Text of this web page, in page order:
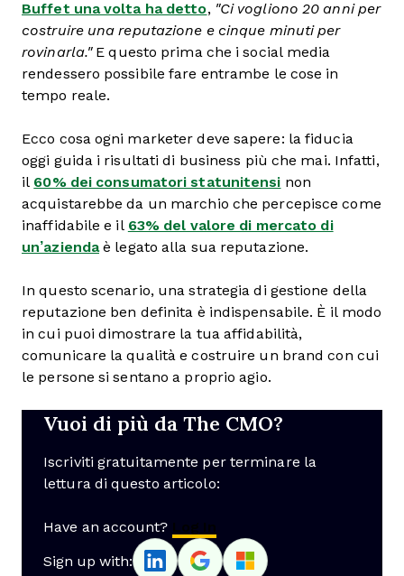
Buffet una volta ha detto, "Ci vogliono 20 anni per
costruire una reputazione e cinque minuti per
rovinarla."E questo prima che i social media
rendessero possibile fare entrambe le cose in
tempo reale.
Ecco cosa ogni marketer deve sapere: la fiducia
oggi guida i risultati di business più che mai. Infatti,
il 60% dei consumatori statunitensi non
acquistarebbe da un marchio che percepisce come
inaffidabile e il 63% del valore di mercato di
un’aziendaè legato alla sua reputazione.
In questo scenario, una strategia di gestione della
reputazione ben definita è indispensabile. È il modo
in cui puoi dimostrare la tua affidabilità,
comunicare la qualità e costruire un brand con cui
le persone si sentano a proprio agio.
Vuoi di più da The CMO?
Iscriviti gratuitamente per terminare la
lettura di questo articolo:
Have an account? Log In
Sign up with: